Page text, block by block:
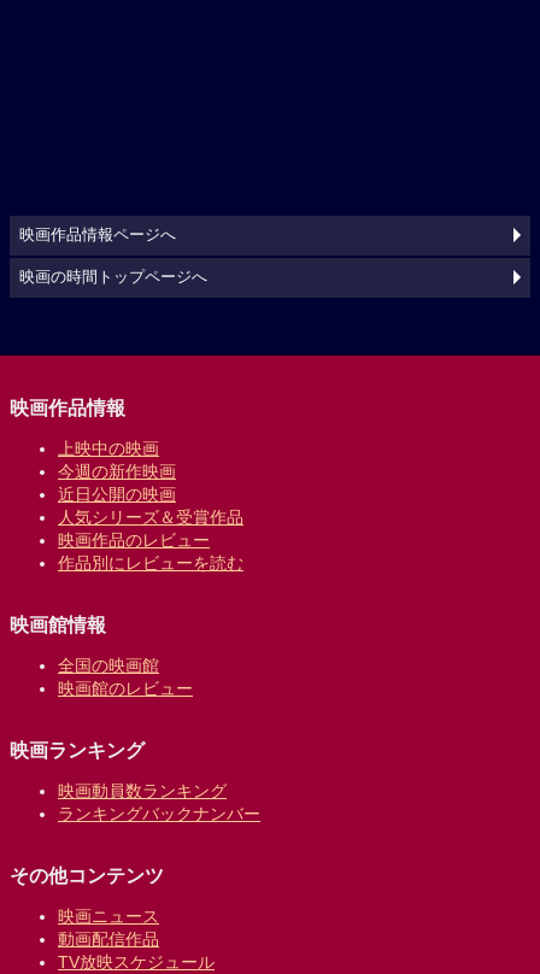
映画作品情報ページへ
映画の時間トップページへ
映画作品情報
上映中の映画
今週の新作映画
近日公開の映画
人気シリーズ＆受賞作品
映画作品のレビュー
作品別にレビューを読む
映画館情報
全国の映画館
映画館のレビュー
映画ランキング
映画動員数ランキング
ランキングバックナンバー
その他コンテンツ
映画ニュース
動画配信作品
TV放映スケジュール